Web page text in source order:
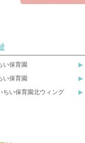
い保育園
い保育園
ちい保育園北ウィング